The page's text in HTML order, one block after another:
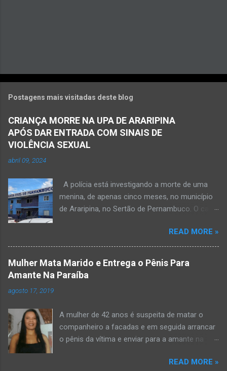
Postagens mais visitadas deste blog
CRIANÇA MORRE NA UPA DE ARARIPINA
APÓS DAR ENTRADA COM SINAIS DE
VIOLÊNCIA SEXUAL
abril 09, 2024
A polícia está investigando a morte de uma
menina, de apenas cinco meses, no município
de Araripina, no Sertão de Pernambuco. O caso
morte a esclarecer”. A PM diz que, na segunda-
feira (8), foi acionada para verificar uma
possível ocorrência de estupro de vulnerável,
na UPA da cidade, mas ao chegar ao local a
vítima estava com um quadro de desidratação
e desnutrição, além de apresentar ruptura anal
e vaginal. Os pais informaram que a criança
sinais de mal-estar. Segundo a PM, os pais só
READ MORE »
Mulher Mata Marido e Entrega o Pênis Para
Amante Na Paraíba
agosto 17, 2019
A mulher de 42 anos é suspeita de matar o
companheiro a facadas e em seguida arrancar
o pênis da vítima e enviar para a amante na
da Paraíba. De acordo com o G1, o delegado
READ MORE »